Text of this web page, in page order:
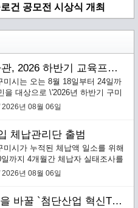
건 공모전 시상식 개최
구미성리학역사관, 2026 하반기 교육프로그램 수강생 모집
미시는 오는 8월 18일부터 24일까
을 대상으로 \'2026년 하반기 구미
그램\' 수강생을 선착순 모집한다.
년 08월 06일
체납관리단 출범
미시가 누적된 체납액 일소를 위해
까지 4개월간 체납자 실태조사를
전개하는 ‘지방세입 체납관리
년 08월 06일
구미, 산업의 판을 바꿀 `첨단산업 혁신TF 추진단` 본격 가동